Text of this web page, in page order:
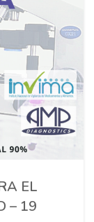
EL
– 19